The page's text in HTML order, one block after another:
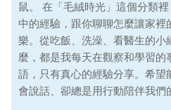
鼠。 在「毛絨時光」這個分類
中的經驗，跟你聊聊怎麼讓家裡
樂。從吃飯、洗澡、看醫生的小
麼，都是我每天在觀察和學習
語，只有真心的經驗分享。希望
會說話、卻總是用行動陪伴我們